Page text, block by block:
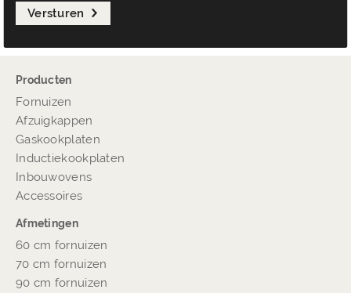
Versturen
Producten
Fornuizen
Afzuigkappen
Gaskookplaten
Inductiekookplaten
Inbouwovens
Accessoires
Afmetingen
60 cm fornuizen
70 cm fornuizen
90 cm fornuizen